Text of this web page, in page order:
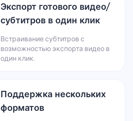
Экспорт готового видео/
субтитров в один клик
Встраивание субтитров с
возможностью экспорта видео в
один клик.
Поддержка нескольких
форматов